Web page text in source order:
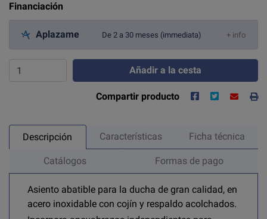
Financiación
Aplazame De 2 a 30 meses (immediata) + info
Añadir a la cesta
Compartir producto
Descripción Características Ficha técnica
Catálogos Formas de pago
Asiento abatible para la ducha de gran calidad, en
acero inoxidable con cojín y respaldo acolchados.